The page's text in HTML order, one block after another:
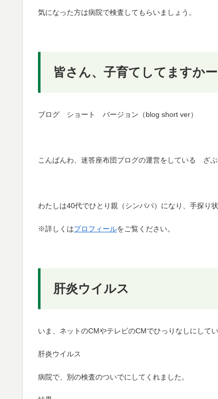
気になった方は病院で検査してもらいましょう。
皆さん、子育てしてますかー
ブログ ショート バージョン（blog short ver）
こんばんわ、迷答座布団ブログの運営をしている ざ
わたしは40代でひとり親（シンパパ）になり、手探り
※詳しくはプロフィールをご覧ください。
肝炎ウイルス
いま、ネットのCMやテレビのCMでひっりなしにして
肝炎ウイルス
病院で、別の検査のついでにしてくれました。